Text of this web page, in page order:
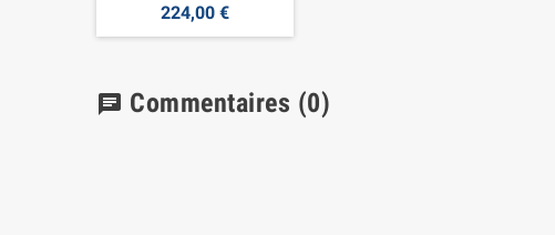
224,00 €
chat Commentaires (0)